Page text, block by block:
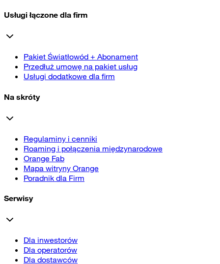
Usługi łączone dla firm
Pakiet Światłowód + Abonament
Przedłuż umowę na pakiet usług
Usługi dodatkowe dla firm
Na skróty
Regulaminy i cenniki
Roaming i połączenia międzynarodowe
Orange Fab
Mapa witryny Orange
Poradnik dla Firm
Serwisy
Dla inwestorów
Dla operatorów
Dla dostawców